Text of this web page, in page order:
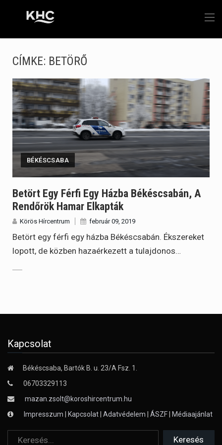
CÍMKE: BETÖRŐ
BÉKÉSCSABA
Betört Egy Férfi Egy Házba Békéscsabán, A
Rendőrök Hamar Elkapták
Körös Hírcentrum február 09, 2019
Betört egy férfi egy házba Békéscsabán. Ékszereket
lopott, de közben hazaérkezett a tulajdonos…
Kapcsolat
Békéscsaba, Bartók B. u. 23/A Fsz. 1.
06703329113
mazan.zsolt@koroshircentrum.hu
Impresszum
Kapcsolat Adatvédelem ÁSZF Médiaajánlat